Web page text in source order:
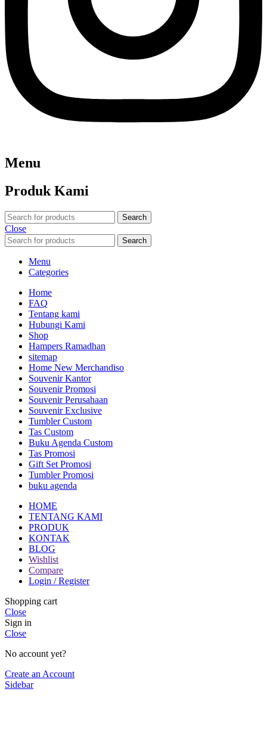
Menu
Produk Kami
Search
Close
Search
Menu
Categories
Home
FAQ
Tentang kami
Hubungi Kami
Shop
Hampers Ramadhan
sitemap
Home New Merchandiso
Souvenir Kantor
Souvenir Promosi
Souvenir Perusahaan
Souvenir Exclusive
Tumbler Custom
Tas Custom
Buku Agenda Custom
Tas Promosi
Gift Set Promosi
Tumbler Promosi
buku agenda
HOME
TENTANG KAMI
PRODUK
KONTAK
BLOG
Wishlist
Compare
Login / Register
Shopping cart
Close
Sign in
Close
No account yet?
Create an Account
Sidebar